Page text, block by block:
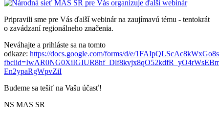
Pripravili sme pre Vás ďalší webinár na zaujímavú tému - tentokrát
o zavádzaní regionálneho značenia.
Neváhajte a prihláste sa na tomto
odkaze: https://docs.google.com/forms/d/e/
En2ypaRgWpvZiI
Budeme sa tešiť na Vašu účasť!
NS MAS SR